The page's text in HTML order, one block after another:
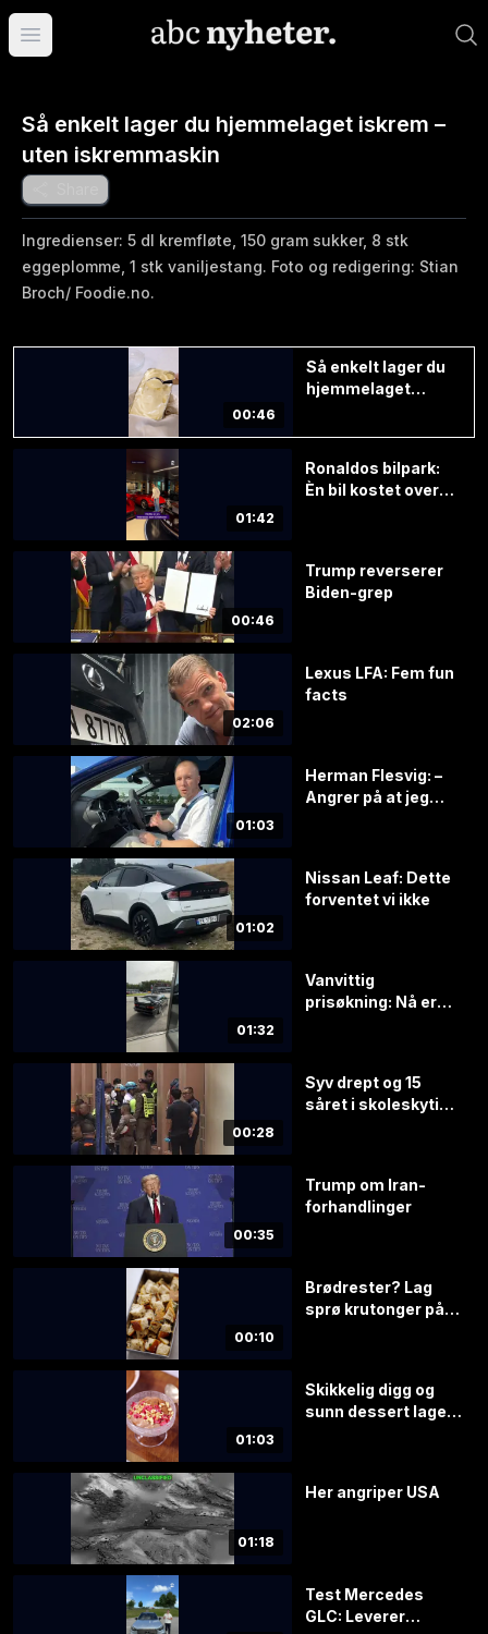
Åpne hovedmeny
Så enkelt lager du hjemmelaget iskrem –
uten iskremmaskin
Ingredienser: 5 dl kremfløte, 150 gram sukker, 8 stk
eggeplomme, 1 stk vaniljestang. Foto og redigering: Stian
Broch/ Foodie.no.
00:46
Så enkelt lager du
hjemmelaget
01:42
Ronaldos bilpark:
Èn bil kostet over
00:46
Trump reverserer
Biden-grep
02:06
Lexus LFA: Fem fun
facts
01:03
Herman Flesvig: –
Angrer på at jeg
01:02
Nissan Leaf: Dette
forventet vi ikke
01:32
Vanvittig
prisøkning: Nå er
00:28
Syv drept og 15
såret i skoleskyting
00:35
Trump om Iran-
forhandlinger
00:10
Brødrester? Lag
sprø krutonger på 1–
01:03
Skikkelig digg og
sunn dessert laget
01:18
Her angriper USA
Test Mercedes
GLC: Leverer